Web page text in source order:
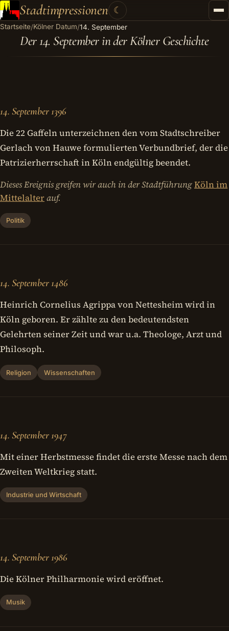
Stadtimpressionen
Startseite
Stadtführungen
Kontakt
Kategorien▾
☾
Startseite/Kölner Datum/14. September
Der 14. September in der Kölner Geschichte
14. September 1396
Die 22 Gaffeln unterzeichnen den vom Stadtschreiber
Gerlach von Hauwe formulierten Verbundbrief, der die
Patrizierherrschaft in Köln endgültig beendet.
Dieses Ereignis greifen wir auch in der StadtführungKöln im
Mittelalterauf.
Politik
14. September 1486
Heinrich Cornelius Agrippa von Nettesheim wird in
Köln geboren. Er zählte zu den bedeutendsten
Gelehrten seiner Zeit und war u.a. Theologe, Arzt und
Philosoph.
Religion Wissenschaften
14. September 1947
Mit einer Herbstmesse findet die erste Messe nach dem
Zweiten Weltkrieg statt.
Industrie und Wirtschaft
14. September 1986
Die Kölner Philharmonie wird eröffnet.
Musik